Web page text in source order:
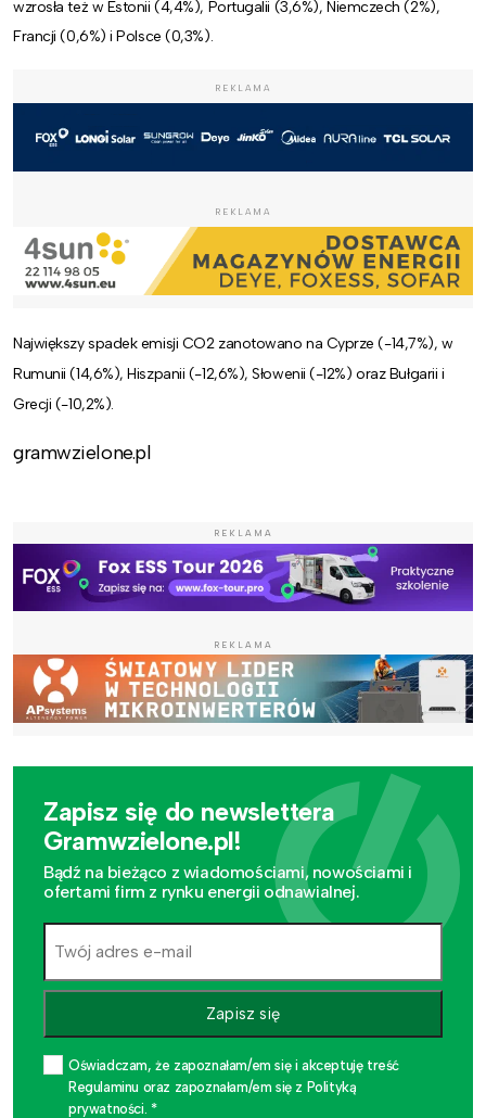
wzrosła też w Estonii (4,4%), Portugalii (3,6%), Niemczech (2%),
Francji (0,6%) i Polsce (0,3%).
REKLAMA
REKLAMA
Największy spadek emisji CO2 zanotowano na Cyprze (-14,7%), w
Rumunii (14,6%), Hiszpanii (-12,6%), Słowenii (-12%) oraz Bułgarii i
Grecji (-10,2%).
gramwzielone.pl
REKLAMA
REKLAMA
Zapisz się do newslettera
Gramwzielone.pl!
Bądź na bieżąco z wiadomościami, nowościami i
ofertami firm z rynku energii odnawialnej.
Zapisz się
Oświadczam, że zapoznałam/em się i akceptuję treść
Regulaminu oraz zapoznałam/em się z Polityką
prywatności. *